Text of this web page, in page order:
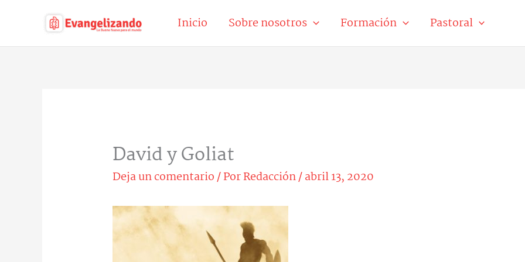
contenido
Inicio Sobre nosotros Formación Pastoral
David y Goliat
Deja un comentario/ PorRedacción/abril 13, 2020